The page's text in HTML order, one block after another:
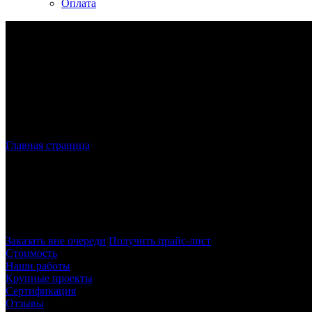
Оплата
Главная страница
Заказать вне очереди Получить прайс-лист
Стоимость
Наши работы
Крупные проекты
Сертификация
Отзывы